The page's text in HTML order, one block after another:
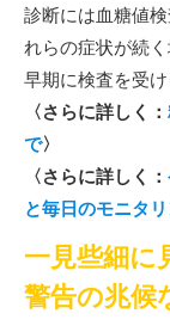
診断には血糖値
れらの症状が続
早期に検査を受け
〈さらに詳しく：
で〉
〈さらに詳しく：
と毎日のモニタ
一見些細に
警告の兆候